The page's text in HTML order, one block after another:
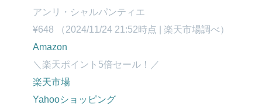
アンリ・シャルパンティエ
¥648
（2024/11/24 21:52時点 | 楽天市場調べ）
Amazon
＼楽天ポイント5倍セール！／
楽天市場
Yahooショッピング